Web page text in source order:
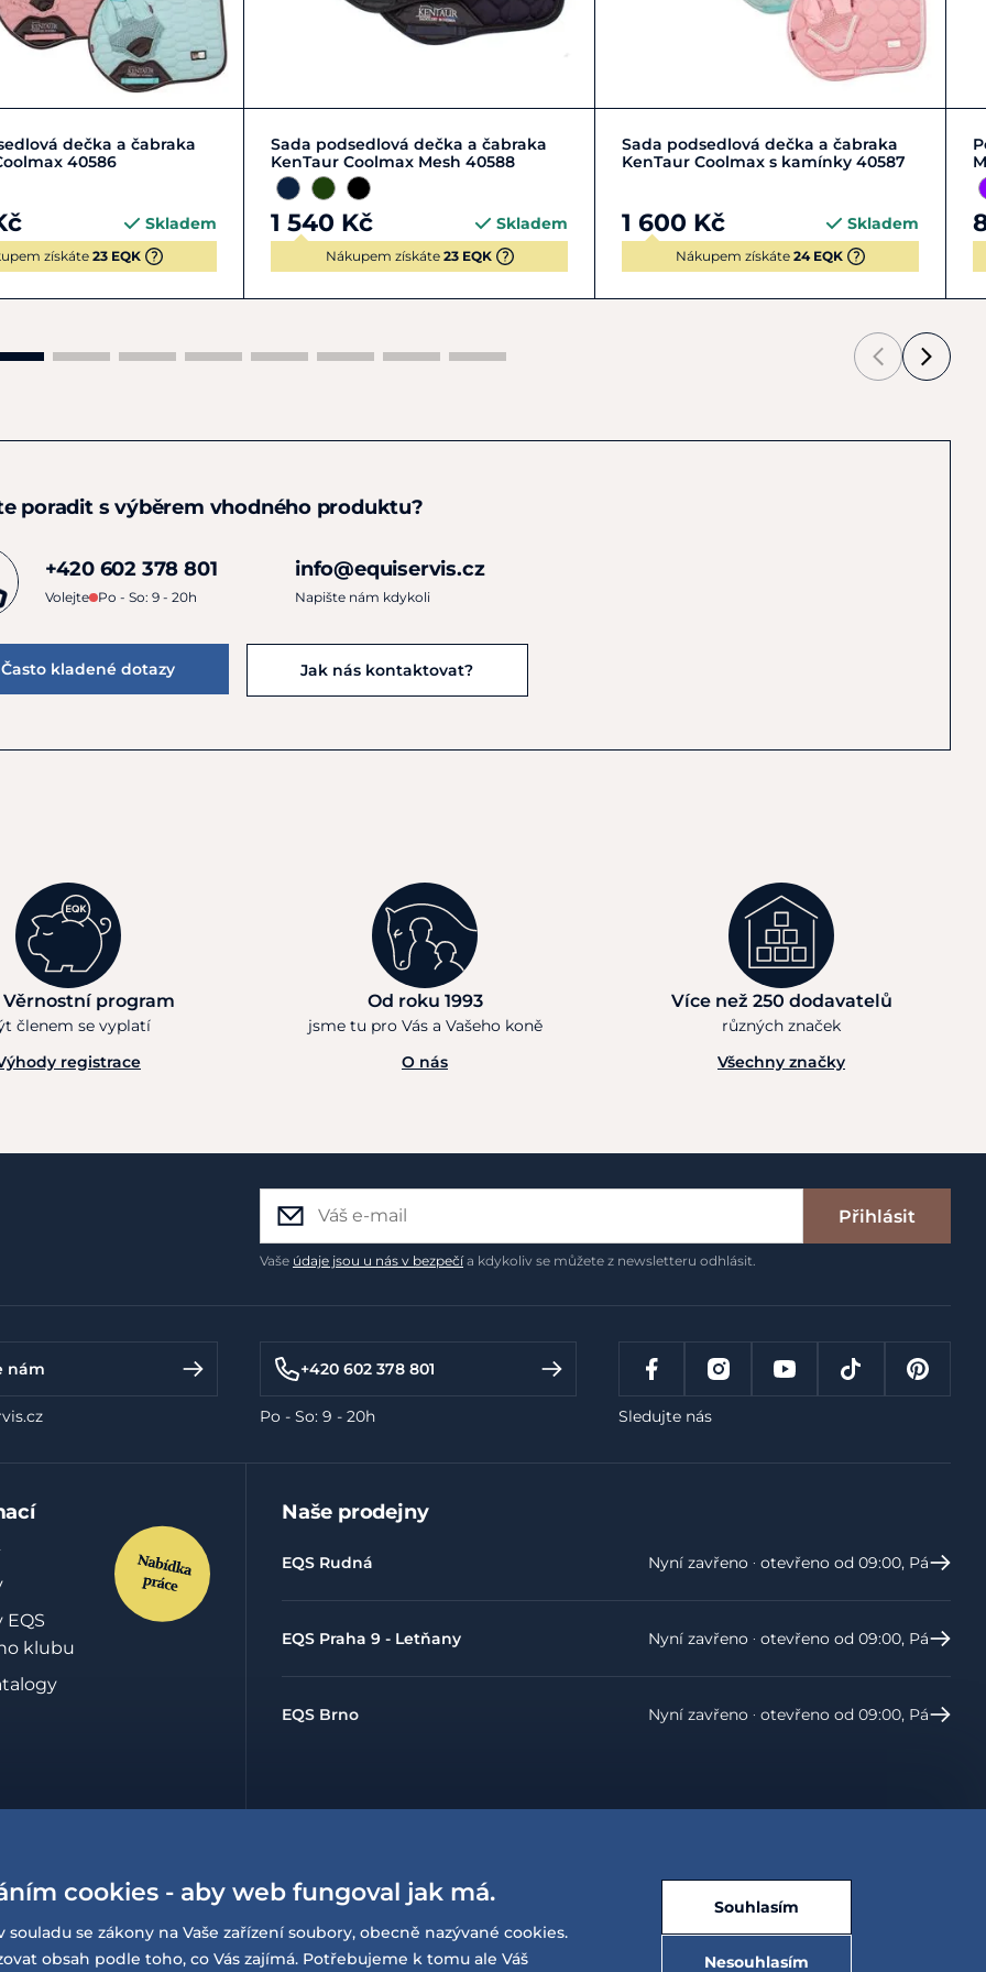
FULL | L VS
dečka a čabraka
40586
Skladem
získáte 23 EQK
Zobrazit detail
Sada podsedlová dečka a čabraka
KenTaur Coolmax Mesh 40588
1 540 Kč Skladem
Nákupem získáte 23 EQK
Zobrazit detail
Sada podsedlová dečka a čabraka
KenTaur Coolmax s kamínky 40587
1 600 Kč Skladem
Nákupem získáte 24 EQK
poradit s výběrem vhodného produktu?
+420 602 378 801
Volejte Po - So: 9 - 20h
info@equiservis.cz
Napište nám kdykoli
Často kladené dotazy Jak nás kontaktovat?
Věrnostní program
členem se vyplatí
registrace
Od roku 1993
jsme tu pro Vás a Vašeho koně
O nás
Více než 250 dodavatelů
různých značek
Všechny značky
Přihlásit
Vaše údaje jsou u nás v bezpečía kdykoliv se můžete z newsletteru odhlásit.
nám +420 602 378 801
Po - So: 9 - 20h Sledujte nás
klubu
o
Naše prodejny
EQS Rudná Nyní zavřeno ‧ otevřeno od 09:00, Pá
EQS Praha 9 - Letňany Nyní zavřeno ‧ otevřeno od 09:00, Pá
EQS Brno Nyní zavřeno ‧ otevřeno od 09:00, Pá
cookies - aby web fungoval jak má.
se zákony na Vaše zařízení soubory, obecně nazývané cookies.
obsah podle toho, co Vás zajímá. Potřebujeme k tomu ale Váš
Nesouhlasím
Souhlasím